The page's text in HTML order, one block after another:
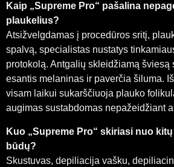
Kaip „Supreme Pro“ pašalina
plaukelius?
Atsižvelgdamas į procedūros sritį,
spalvą, specialistas nustatys
protokolą. Antgalių skleidžiamą šviesą
esantis melaninas ir paverčia šiluma.
visam laikui sukarščiuoja plauko
augimas sustabdomas nepažeidžiant
Kuo „Supreme Pro“ skiriasi nuo
būdų?
Skustuvas, depiliacija vašku,